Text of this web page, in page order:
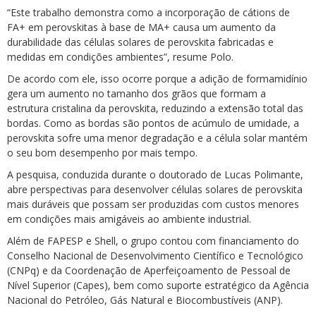
“Este trabalho demonstra como a incorporação de cátions de
FA+ em perovskitas à base de MA+ causa um aumento da
durabilidade das células solares de perovskita fabricadas e
medidas em condições ambientes”, resume Polo.
De acordo com ele, isso ocorre porque a adição de formamidínio
gera um aumento no tamanho dos grãos que formam a
estrutura cristalina da perovskita, reduzindo a extensão total das
bordas. Como as bordas são pontos de acúmulo de umidade, a
perovskita sofre uma menor degradação e a célula solar mantém
o seu bom desempenho por mais tempo.
A pesquisa, conduzida durante o doutorado de Lucas Polimante,
abre perspectivas para desenvolver células solares de perovskita
mais duráveis que possam ser produzidas com custos menores
em condições mais amigáveis ao ambiente industrial.
Além de FAPESP e Shell, o grupo contou com financiamento do
Conselho Nacional de Desenvolvimento Científico e Tecnológico
(CNPq) e da Coordenação de Aperfeiçoamento de Pessoal de
Nível Superior (Capes), bem como suporte estratégico da Agência
Nacional do Petróleo, Gás Natural e Biocombustíveis (ANP).